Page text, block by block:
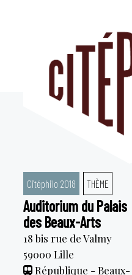
Citéphilo 2018 THÈME
Auditorium du Palais
des Beaux-Arts
18 bis rue de Valmy
59000 Lille
République - Beaux-